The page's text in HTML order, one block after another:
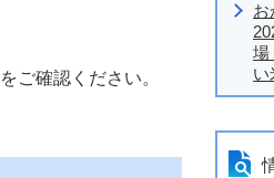
ご確認ください。
お
場
い